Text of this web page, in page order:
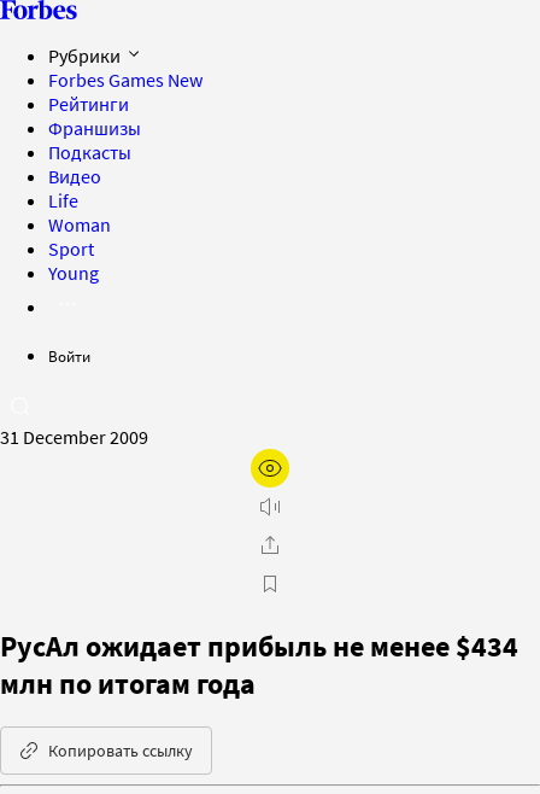
Рубрики
Forbes Games New
Рейтинги
Франшизы
Подкасты
Видео
Life
Woman
Sport
Young
Войти
31 December 2009
РусАл ожидает прибыль не менее $434
млн по итогам года
Копировать ссылку